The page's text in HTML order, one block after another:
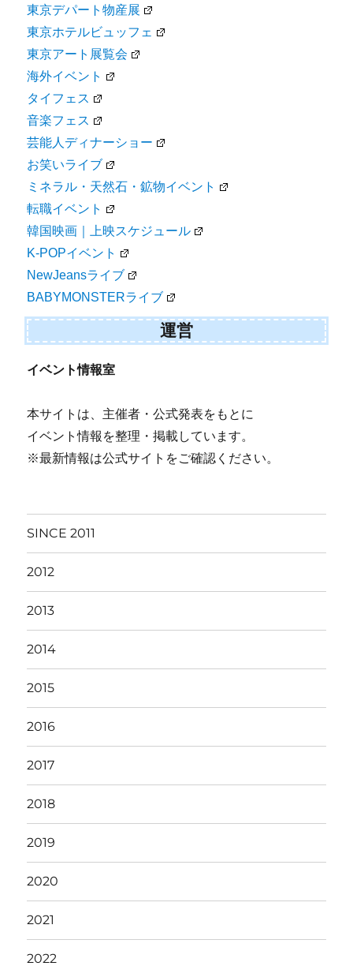
東京デパート物産展
東京ホテルビュッフェ
東京アート展覧会
海外イベント
タイフェス
音楽フェス
芸能人ディナーショー
お笑いライブ
ミネラル・天然石・鉱物イベント
転職イベント
韓国映画｜上映スケジュール
K-POPイベント
NewJeansライブ
BABYMONSTERライブ
運営
イベント情報室
本サイトは、主催者・公式発表をもとに
イベント情報を整理・掲載しています。
※最新情報は公式サイトをご確認ください。
SINCE 2011
2012
2013
2014
2015
2016
2017
2018
2019
2020
2021
2022